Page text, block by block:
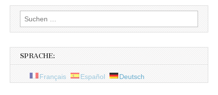
Suchen
nach:
SPRACHE:
Français Español Deutsch